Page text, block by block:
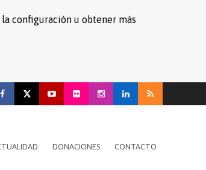
configuración u obtener más
DONACIONES CONTACTO